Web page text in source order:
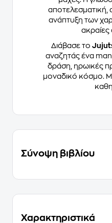
αποτελεσματική,
ανάπτυξη των
Διάβασε το
αναζητάς ένα
δράση, ηρωικές
μοναδικό κόσμο.
Σύνοψη βιβλίου
Χαρακτηριστικά